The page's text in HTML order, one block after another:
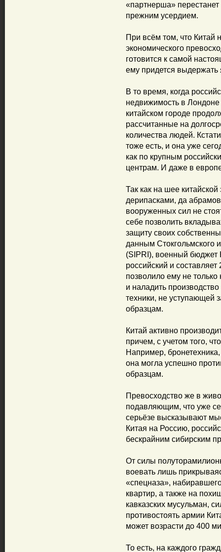
«партнерша»
прежним усердием.
При всём том, что Китай
экономического
готовится к самой
ему придется
В то время, когда
недвижимость в
китайском городе
рассчитанные на
количества людей.
тоже есть, и она уже
как по крупным
центрам. И даже в
Так как на шее
дерипасками, да
вооруженных сил не
себе позволить
защиту своих
данным Стокгольмского
(SIPRI), военный бюджет
российский и
позволило ему не
и наладить
техники, не уступающей
образцам.
Китай активно
причем, с учетом того,
Например,
она могла успешно
образцам.
Превосходство же в
подавляющим, что уже
серьёзе высказывают
Китая на Россию,
бескрайним сибирским
От силы
воевать лишь
«спецназа»,
квартир, а также на
кавказских мусульман,
противостоять армии
может возрасти до 400
То есть, на каждого